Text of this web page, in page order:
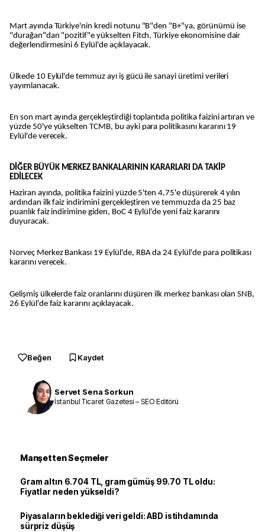
Mart ayında Türkiye'nin kredi notunu "B"den "B+"ya, görünümü ise
"durağan"dan "pozitif"e yükselten Fitch, Türkiye ekonomisine dair
değerlendirmesini 6 Eylül'de açıklayacak.
Ülkede 10 Eylül'de temmuz ayı iş gücü ile sanayi üretimi verileri
yayımlanacak.
En son mart ayında gerçekleştirdiği toplantıda politika faizini artıran ve
yüzde 50'ye yükselten TCMB, bu ayki para politikasını kararını 19
Eylül'de verecek.
DİĞER BÜYÜK MERKEZ BANKALARININ KARARLARI DA TAKİP
EDİLECEK
Haziran ayında, politika faizini yüzde 5'ten 4,75'e düşürerek 4 yılın
ardından ilk faiz indirimini gerçekleştiren ve temmuzda da 25 baz
puanlık faiz indirimine giden, BoC 4 Eylül'de yeni faiz kararını
duyuracak.
Norveç Merkez Bankası 19 Eylül'de, RBA da 24 Eylül'de para politikası
kararını verecek.
Gelişmiş ülkelerde faiz oranlarını düşüren ilk merkez bankası olan SNB,
26 Eylül'de faiz kararını açıklayacak.
Beğen Kaydet
Servet Sena Sorkun
İstanbul Ticaret Gazetesi – SEO Editörü
Manşetten Seçmeler
Gram altın 6.704 TL, gram gümüş 99.70 TL oldu:
Fiyatlar neden yükseldi?
Piyasaların beklediği veri geldi: ABD istihdamında
sürpriz düşüş